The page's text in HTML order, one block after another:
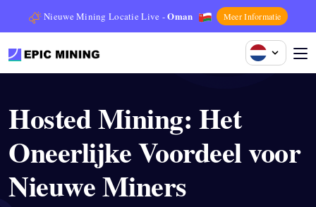
Nieuwe Mining Locatie Live -Oman Meer Informatie
Hosted Mining: Het
Oneerlijke Voordeel voor
Nieuwe Miners